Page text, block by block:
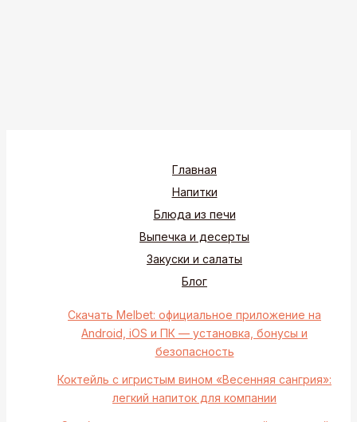
Главная
Напитки
Блюда из печи
Выпечка и десерты
Закуски и салаты
Блог
Скачать Melbet: официальное приложение на
Android, iOS и ПК — установка, бонусы и
безопасность
Коктейль с игристым вином «Весенняя сангрия»:
легкий напиток для компании